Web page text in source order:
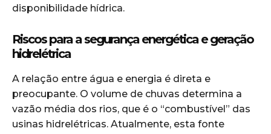
disponibilidade hídrica.
Riscos para a segurança energética e geração
hidrelétrica
A relação entre água e energia é direta e
preocupante. O volume de chuvas determina a
vazão média dos rios, que é o “combustível” das
usinas hidrelétricas. Atualmente, esta fonte